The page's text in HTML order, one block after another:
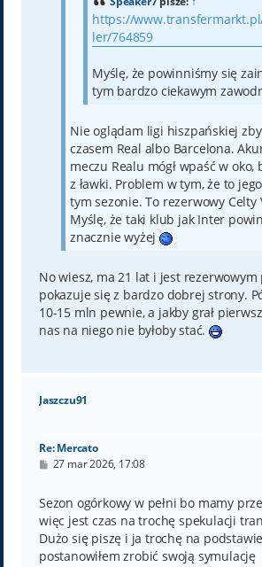
https://
ler/764859
Myślę, że powinniśmy się
tym bardzo ciekawym
Nie oglądam ligi hiszpańskiej
czasem Real albo Barcelona.
meczu Realu mógł wpaść w oko,
z ławki. Problem w tym, że to
tym sezonie. To rezerwowy Celty
Myślę, że taki klub jak Inter
znacznie wyżej
No wiesz, ma 21 lat i jest rezerwowym
pokazuje się z bardzo dobrej strony.
10-15 mln pewnie, a jakby grał
nas na niego nie byłoby stać.
Jaszczu91
Re: Mercato
P
t
27 mar 2026, 17:08
Sezon ogórkowy w pełni bo mamy
więc jest czas na trochę spekulacji
Dużo się piszę i ja trochę na
postanowiłem zrobić swoją symulację